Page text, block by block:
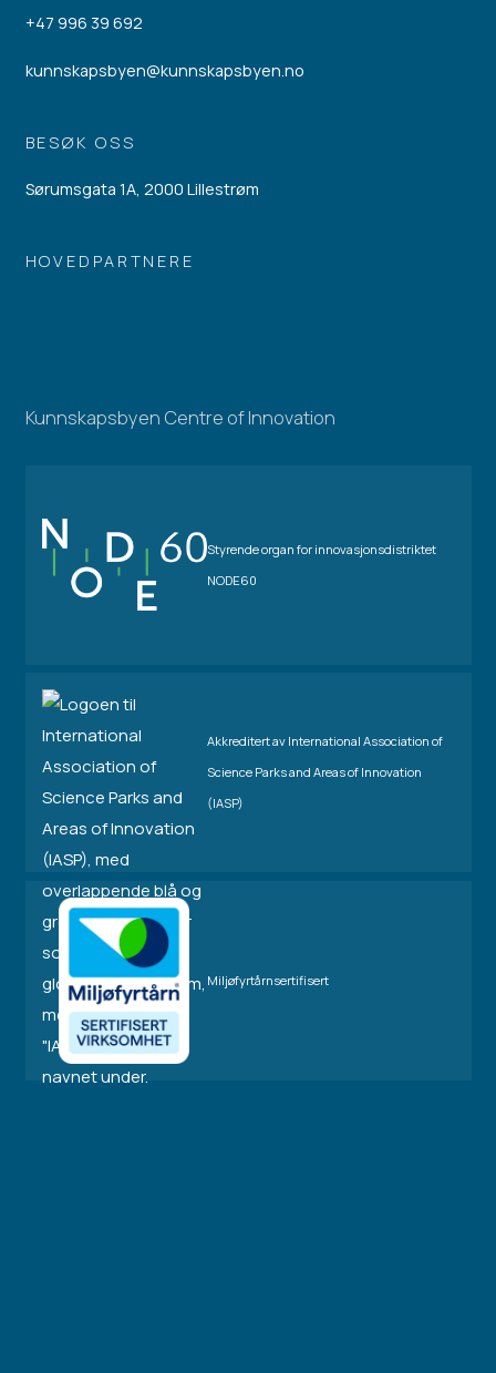
+47 996 39 692
kunnskapsbyen@kunnskapsbyen.no
BESØK OSS
Sørumsgata 1A, 2000 Lillestrøm
HOVEDPARTNERE
Kunnskapsbyen Centre of Innovation
Styrende organ for innovasjonsdistriktet
NODE60
Akkreditert av International Association of
Science Parks and Areas of Innovation
(IASP)
Miljøfyrtårnsertifisert